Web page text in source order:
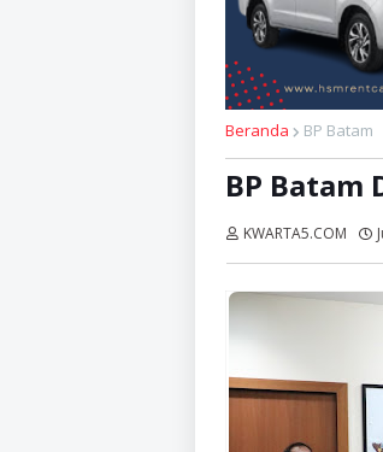
Beranda BP Batam
BP Batam
KWARTA5.COM